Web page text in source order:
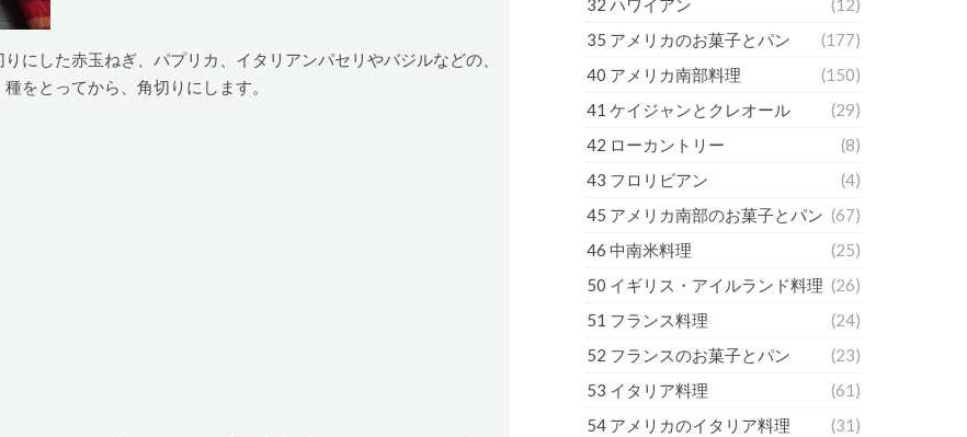
にした赤玉ねぎ、パプリカ、イタリアンパセリやバジルなどの、
をとってから、角切りにします。
32 ハワイアン
(12)
35 アメリカのお菓子とパン
(177)
40 アメリカ南部料理
(150)
41 ケイジャンとクレオール
(29)
42 ローカントリー
(8)
43 フロリビアン
(4)
45 アメリカ南部のお菓子とパン (67)
46 中南米料理
(25)
50 イギリス・アイルランド料理 (26)
51 フランス料理
(24)
52 フランスのお菓子とパン
(23)
53 イタリア料理
(61)
54 アメリカのイタリア料理
(31)